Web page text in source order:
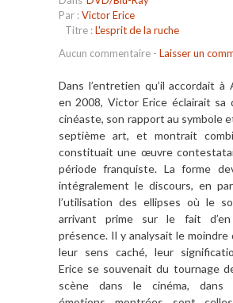
Par :Victor Erice
Titre :L'esprit de la ruche
Aucun commentaire - Laisser un
Dans l’entretien qu’il accordait à
en 2008, Victor Erice éclairait sa
cinéaste, son rapport au symbole
septième art, et montrait
constituait une œuvre
période franquiste. La forme
intégralement le discours, en
l’utilisation des ellipses où le
arrivant prime sur le fait
présence. Il y analysait le moindre
leur sens caché, leur
Erice se souvenait du tournage
scène dans le cinéma, dans